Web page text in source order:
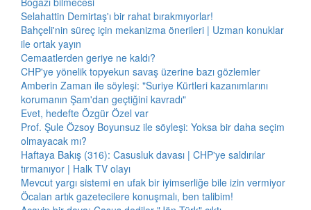
Selahattin Demirtaş'ı bir rahat bırakmıyorlar!
Bahçeli'nin süreç için mekanizma önerileri | Uzman konuklar
ile ortak yayın
Cemaatlerden geriye ne kaldı?
CHP'ye yönelik topyekun savaş üzerine bazı gözlemler
Amberin Zaman ile söyleşi: "Suriye Kürtleri kazanımlarını
korumanın Şam'dan geçtiğini kavradı"
Evet, hedefte Özgür Özel var
Prof. Şule Özsoy Boyunsuz ile söyleşi: Yoksa bir daha seçim
olmayacak mı?
Haftaya Bakış (316): Casusluk davası | CHP'ye saldırılar
tırmanıyor | Halk TV olayı
Mevcut yargı sistemi en ufak bir iyimserliğe bile izin vermiyor
Öcalan artık gazetecilere konuşmalı, ben talibim!